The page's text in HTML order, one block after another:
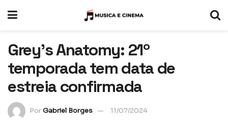
Grey’s Anatomy: 21º
temporada tem data de
estreia confirmada
PorGabriel Borges 11/07/2024